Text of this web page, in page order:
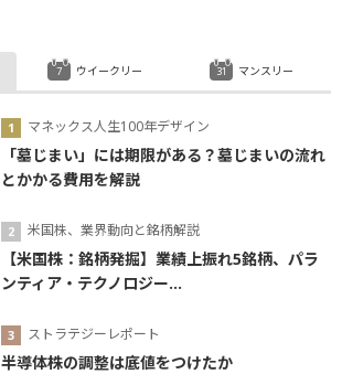
マネックス人生100年デザイン
「墓じまい」には期限がある？墓じまいの流れ
とかかる費用を解説
米国株、業界動向と銘柄解説
【米国株：銘柄発掘】業績上振れ5銘柄、パラ
ンティア・テクノロジー...
ストラテジーレポート
半導体株の調整は底値をつけたか
ウイークリー マンスリー